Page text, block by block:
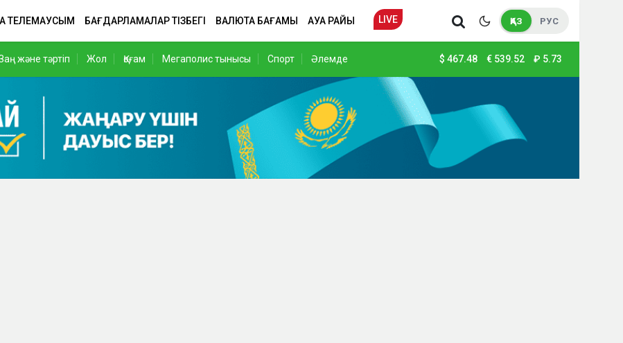
ТЕЛЕМАУСЫМ БАҒДАРЛАМАЛАР ТІЗБЕГІ ВАЛЮТА БАҒАМЫ АУА РАЙЫ LIVE ҚАЗ РУС
және тәртіп Жол Қоғам Мегаполис тынысы Спорт Әлемде $ 467.48 € 539.52 ₽ 5.73